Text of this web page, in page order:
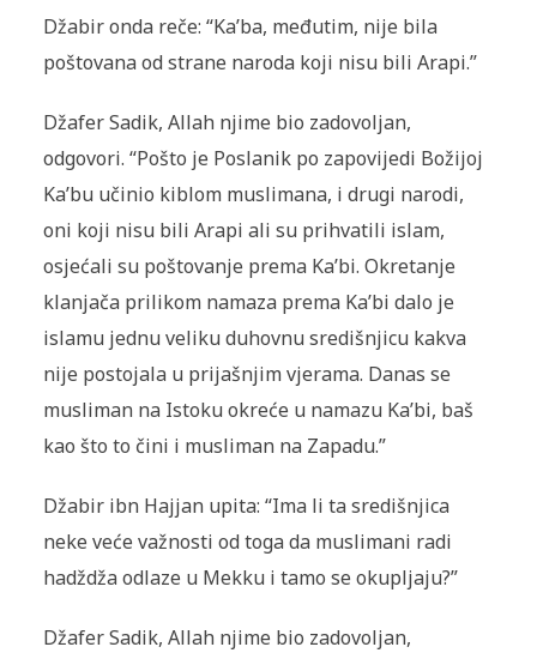
Džabir onda reče: “Ka’ba, međutim, nije bila
poštovana od strane naroda koji nisu bili Arapi.”
Džafer Sadik, Allah njime bio zadovoljan,
odgovori. “Pošto je Poslanik po zapovijedi Božijoj
Ka’bu učinio kiblom muslimana, i drugi narodi,
oni koji nisu bili Arapi ali su prihvatili islam,
osjećali su poštovanje prema Ka’bi. Okretanje
klanjača prilikom namaza prema Ka’bi dalo je
islamu jednu veliku duhovnu središnjicu kakva
nije postojala u prijašnjim vjerama. Danas se
musliman na Istoku okreće u namazu Ka’bi, baš
kao što to čini i musliman na Zapadu.”
Džabir ibn Hajjan upita: “Ima li ta središnjica
neke veće važnosti od toga da muslimani radi
hadždža odlaze u Mekku i tamo se okupljaju?”
Džafer Sadik, Allah njime bio zadovoljan,